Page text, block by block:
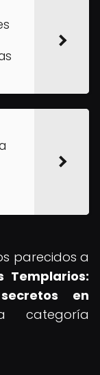
parecidos a
Templarios:
en
categoría